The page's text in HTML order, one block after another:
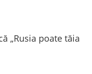
„Rusia poate tăia